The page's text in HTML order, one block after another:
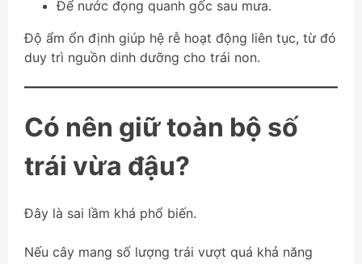
Để nước đọng quanh gốc sau mưa.
Độ ẩm ổn định giúp hệ rễ hoạt động liên tục, từ đó
duy trì nguồn dinh dưỡng cho trái non.
Có nên giữ toàn bộ số
trái vừa đậu?
Đây là sai lầm khá phổ biến.
Nếu cây mang số lượng trái vượt quá khả năng